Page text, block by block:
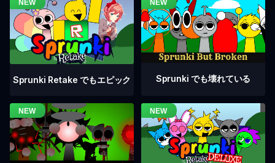
Sprunki Retake でもエピック Sprunki でも壊れている